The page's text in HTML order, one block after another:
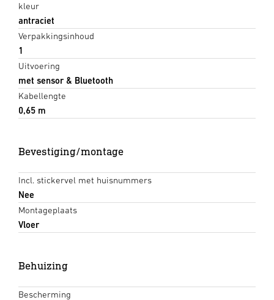
kleur
antraciet
Verpakkingsinhoud
1
Uitvoering
met sensor & Bluetooth
Kabellengte
0,65 m
Bevestiging/montage
Incl. stickervel met huisnummers
Nee
Montageplaats
Vloer
Behuizing
Bescherming